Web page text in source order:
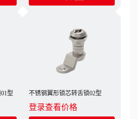
型 不锈钢翼形锁芯转舌锁02型
登录查看价格